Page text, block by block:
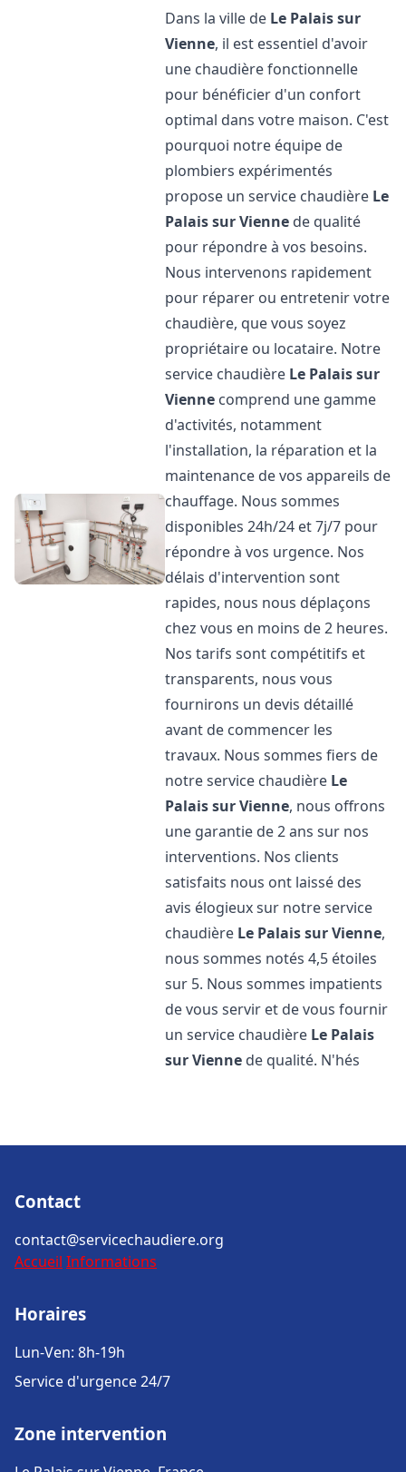
Dans la ville de Le Palais sur
Vienne, il est essentiel d'avoir
une chaudière fonctionnelle
pour bénéficier d'un confort
optimal dans votre maison. C'est
pourquoi notre équipe de
plombiers expérimentés
propose un service chaudière Le
Palais sur Vienne de qualité
pour répondre à vos besoins.
Nous intervenons rapidement
pour réparer ou entretenir votre
chaudière, que vous soyez
propriétaire ou locataire. Notre
service chaudière Le Palais sur
Vienne comprend une gamme
d'activités, notamment
l'installation, la réparation et la
maintenance de vos appareils de
chauffage. Nous sommes
disponibles 24h/24 et 7j/7 pour
répondre à vos urgence. Nos
délais d'intervention sont
rapides, nous nous déplaçons
chez vous en moins de 2 heures.
Nos tarifs sont compétitifs et
transparents, nous vous
fournirons un devis détaillé
avant de commencer les
travaux. Nous sommes fiers de
notre service chaudière Le
Palais sur Vienne, nous offrons
une garantie de 2 ans sur nos
interventions. Nos clients
satisfaits nous ont laissé des
avis élogieux sur notre service
chaudière Le Palais sur Vienne,
nous sommes notés 4,5 étoiles
sur 5. Nous sommes impatients
de vous servir et de vous fournir
un service chaudière Le Palais
sur Vienne de qualité. N'hés
Contact
contact@servicechaudiere.org
Accueil Informations
Horaires
Lun-Ven: 8h-19h
Service d'urgence 24/7
Zone intervention